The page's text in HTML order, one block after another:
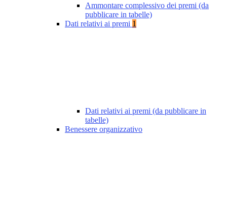
Ammontare complessivo dei premi (da
pubblicare in tabelle)
Dati relativi ai premi 1
Dati relativi ai premi (da pubblicare in
tabelle)
Benessere organizzativo